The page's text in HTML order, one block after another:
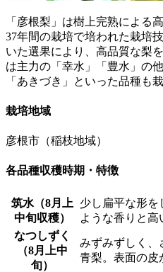
「彦根梨」は樹上完熟による
37年間の栽培で培われた栽培
いた選果により、高品質な梨
は主力の「幸水」「豊水」の
「あきづき」といった品種も
栽培地域
彦根市（稲枝地域）
各品種収穫時期・特徴
筑水（8月上
中旬収穫）
少し扁平な形を
ような香りと高
なつしずく
（8月上中
旬）
みずみずしく、
青梨。表面の皮